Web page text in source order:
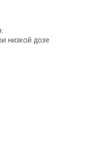
низкой дозе